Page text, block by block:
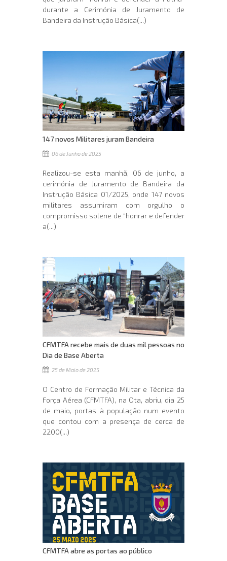
durante a Cerimónia de Juramento de
Bandeira da Instrução Básica(...)
147 novos Militares juram Bandeira
06 de Junho de 2025
Realizou-se esta manhã, 06 de junho, a
cerimónia de Juramento de Bandeira da
Instrução Básica 01/2025, onde 147 novos
militares assumiram com orgulho o
compromisso solene de “honrar e defender
a(...)
CFMTFA recebe mais de duas mil pessoas no
Dia de Base Aberta
25 de Maio de 2025
O Centro de Formação Militar e Técnica da
Força Aérea (CFMTFA), na Ota, abriu, dia 25
de maio, portas à população num evento
que contou com a presença de cerca de
2200(...)
CFMTFA abre as portas ao público